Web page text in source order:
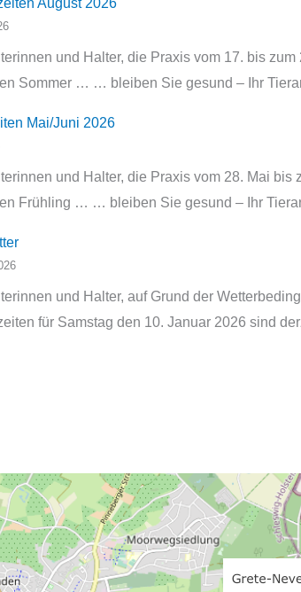
August 2026
und Halter, die Praxis vom 17. bis
Sommer … … bleiben Sie gesund – Ihr
Mai/Juni 2026
und Halter, die Praxis vom 28. Mai
Frühling … … bleiben Sie gesund – Ihr
und Halter, auf Grund der
für Samstag den 10. Januar 2026 sind